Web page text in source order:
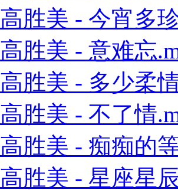
高胜美 - 今宵多
高胜美 - 意难忘
高胜美 - 多少柔
高胜美 - 不了情
高胜美 - 痴痴的
高胜美 - 星座星